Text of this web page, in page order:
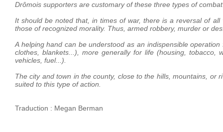
Drômois supporters are customary of these three types of
It should be noted that, in times of war, there is a reversal of
those of recognized morality. Thus, armed robbery, murder or
A helping hand can be understood as an indispensible
clothes, blankets...), more generally for life (housing,
vehicles, fuel...).
The city and town in the county, close to the hills, mountains, or
suited to this type of action.
Traduction : Megan Berman